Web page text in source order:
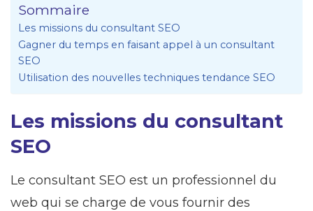
Sommaire
Les missions du consultant SEO
Gagner du temps en faisant appel à un consultant
SEO
Utilisation des nouvelles techniques tendance SEO
Les missions du consultant
SEO
Le consultant SEO est un professionnel du
web qui se charge de vous fournir des